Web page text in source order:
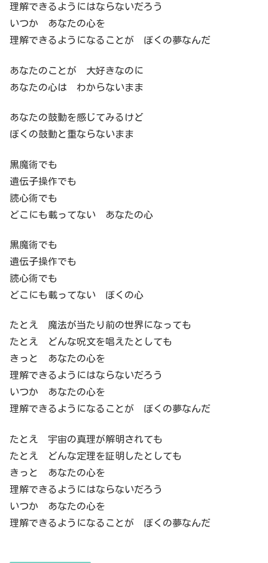
理解できるようにはならないだろう
いつか あなたの心を
理解できるようになることが ぼくの夢なんだ
あなたのことが 大好きなのに
あなたの心は わからないまま
あなたの鼓動を感じてみるけど
ぼくの鼓動と重ならないまま
黒魔術でも
遺伝子操作でも
読心術でも
どこにも載ってない あなたの心
黒魔術でも
遺伝子操作でも
読心術でも
どこにも載ってない ぼくの心
たとえ 魔法が当たり前の世界になっても
たとえ どんな呪文を唱えたとしても
きっと あなたの心を
理解できるようにはならないだろう
いつか あなたの心を
理解できるようになることが ぼくの夢なんだ
たとえ 宇宙の真理が解明されても
たとえ どんな定理を証明したとしても
きっと あなたの心を
理解できるようにはならないだろう
いつか あなたの心を
理解できるようになることが ぼくの夢なんだ